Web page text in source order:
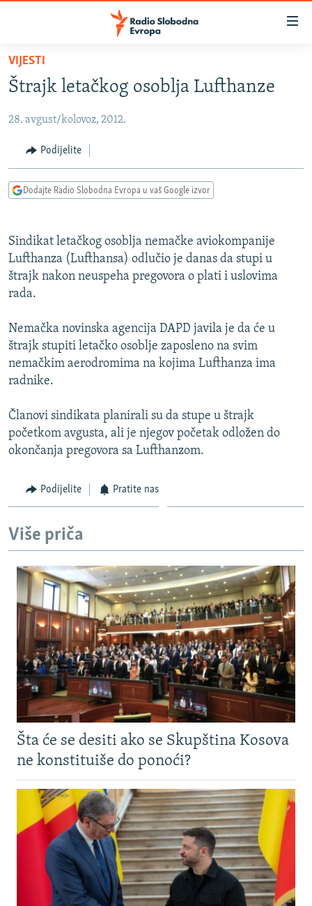
Pređite
na
glavni
Pređite
Pređite
VIJESTI
BOSNA I HERCEGOVINA
SRBIJA
KOSOVO
VIZUELNO
FOTOGALERIJE
INFOGRAFIKE
RAT U UKRAJINI
KINA NA BALKANU
RSE PRIČE IZ SVIJETA
ISPRIČAJ MI
DNEVNO@RSE
SPECIJALI RSE
GENOCID U SREBRENICI
POPLAVE I KLIZIŠTA U BIH 2024.
MOJA EVROPA
TRI DECENIJE OD RATA U BIH
SVE KARTE DEJTONA
NASTANAK I RASPAD JUGOSLAVIJE
PRATITE NAS
VIJESTI
Štrajk letačkog osoblja Lufthanze
28. avgust/kolovoz, 2012.
Podijelite
Dodajte Radio Slobodna Evropa u vaš Google izvor
Sindikat letačkog osoblja nemačke aviokompanije
Lufthanza (Lufthansa) odlučio je danas da stupi u
štrajk nakon neuspeha pregovora o plati i uslovima
rada.
Nemačka novinska agencija DAPD javila je da će u
štrajk stupiti letačko osoblje zaposleno na svim
nemačkim aerodromima na kojima Lufthanza ima
radnike.
Članovi sindikata planirali su da stupe u štrajk
početkom avgusta, ali je njegov početak odložen do
okončanja pregovora sa Lufthanzom.
Podijelite Pratite nas
Više priča
Šta će se desiti ako se Skupština Kosova
ne konstituiše do ponoći?